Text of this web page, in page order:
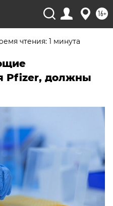
16+
чтения: 1 минута
Pfizer, должны